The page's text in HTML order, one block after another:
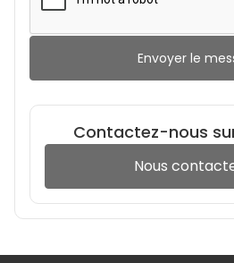
Envoyer le
Contactez-nous
Nous